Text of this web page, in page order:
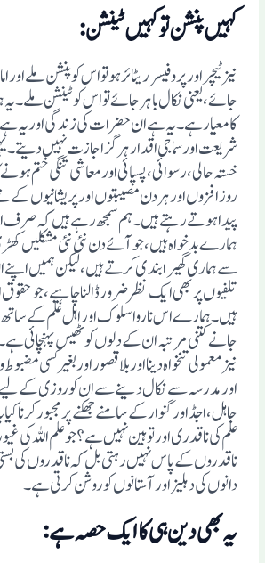
کہیں پنشن توکہیں ٹینشن:
نیز ٹیچر اور پروفیسر ریٹائر ہوتو اس کو پنشن ملے اور
جائے، یعنی نکال باہر جائے تو اس کو ٹینشن ملے
کامعیار ہے ۔یہ ہے ان حضرات کی زندگی اور یہ ہے
شریعت اور سماجی اقدار ہرگز اجازت نہیں دیتے۔
خستہ حالی ،رسوائی ، پسپائی اور معاشی تنگی ختم
روز افزوں اور ہردن مصیبتوں اور پریشانیوں کے
پیدا ہوتے رہتے ہیں۔ ہم سمجھ رہے ہیں کہ صرف
ہمارے بدخواہ ہیں، جو آئے دن نئی نئی مشکلیں
سے ہماری گھیرا بندی کرتے ہیں، لیکن ہمیں اپنے
تلفیوں پر بھی ایک نظرضرور ڈالنا چاہیے، جو
ہیں۔ ہمارے اس ناروا سلوک اور اہل علم کے
جانے کتنی مرتبہ ان کے دلوں کو ٹھیس پہنچائی ہے۔
نیز معمولی تنخواہ دینااور بلا قصور اور بغیر کسی
اور مدرسہ سے نکال دینے سے ان کو روزی کے
جاہل ،اجڈ اور گنوار کے سامنے جھکنے پر مجبور کرنا
علم کی ناقدری اور تو ہین نہیں ہے؟ جو علم اللہ
ناقدروں کے پاس نہیں رہتی بل کہ ناقدروں کی
دانوں کی دہلیز اور آستانوں کوروشن کرتی ہے۔
یہ بھی دین ہی کاایک حصہ ہے: